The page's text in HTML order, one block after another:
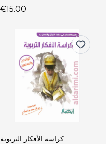
€15.00
كراسة الأفكار التربوية